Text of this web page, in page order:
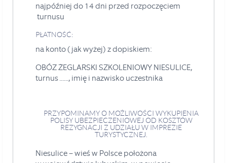
najpóźniej do 14 dni przed rozpoczęciem
turnusu
PŁATNOŚĆ:
na konto (jak wyżej) z dopiskiem:
OBÓZ ŻEGLARSKI SZKOLENIOWY NIESULICE,
turnus ......, imię i nazwisko uczestnika
PRZYPOMINAMY O MOŻLIWOŚCI WYKUPIENIA
POLISY UBEZPIECZENIOWEJ OD KOSZTÓW
REZYGNACJI Z UDZIAŁU W IMPREZIE
TURYSTYCZNEJ.
Niesulice – wieś w Polsce położona